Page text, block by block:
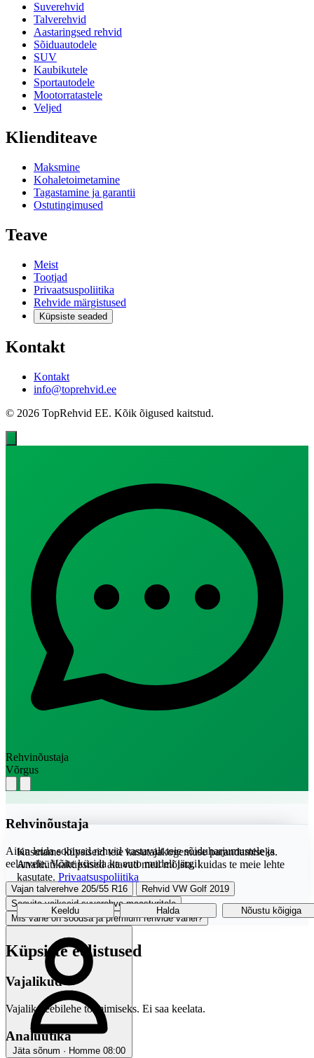
Suverehvid
Talverehvid
Aastaringsed rehvid
Sõiduautodele
SUV
Kaubikutele
Sportautodele
Mootorratastele
Veljed
Klienditeave
Maksmine
Kohaletoimetamine
Tagastamine ja garantii
Ostutingimused
Teave
Meist
Tootjad
Privaatsuspoliitika
Rehvide märgistused
Küpsiste seaded
Kontakt
Kontakt
info@toprehvid.ee
© 2026 TopRehvid EE. Kõik õigused kaitstud.
Rehvinõustaja
Võrgus
Rehvinõustaja
Aitan leida sobivad rehvid vastavalt teie sõiduharjumustele ja
eelarvele. Võite küsida ka auto mudeli järgi!
Vajan talverehve 205/55 R16
Rehvid VW Golf 2019
Soovita vaikseid suverehve maasturitele
Mis vahe on soodsa ja premium rehvide vahel?
Jäta sõnum · Homme 08:00
Kasutame küpsiseid teie kasutajakogemuse parandamiseks.
Analüütikaküpsised aitavad meil mõista, kuidas te meie lehte
kasutate. Privaatsuspoliitika
Keeldu Halda Nõustu kõigiga
Küpsiste eelistused
Vajalikud
Vajalik veebilehe toimimiseks. Ei saa keelata.
Analüütika